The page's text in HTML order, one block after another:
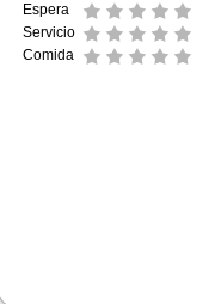
Espera
Servicio
Comida